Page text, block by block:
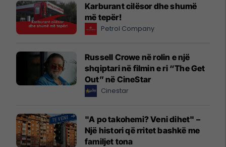
Karburant cilësor dhe shumë
më tepër!
Petrol Company
Russell Crowe në rolin e një
shqiptari në filmin e ri “The Get
Out” në CineStar
Cinestar
"A po takohemi? Veni dihet" –
Një histori që rritet bashkë me
familjet tona